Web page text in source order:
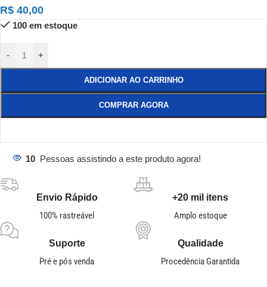
R$ 40,00
100 em estoque
- +
ADICIONAR AO CARRINHO
COMPRAR AGORA
10 Pessoas assistindo a este produto agora!
Envio Rápido
100% rastreável
+20 mil itens
Amplo estoque
Suporte
Pré e pós venda
Qualidade
Procedência Garantida